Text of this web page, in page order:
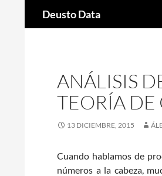
Deusto Data
ANÁLISIS
TEORÍA DE
13 DICIEMBRE, 2015
Cuando hablamos de
números a la cabeza,